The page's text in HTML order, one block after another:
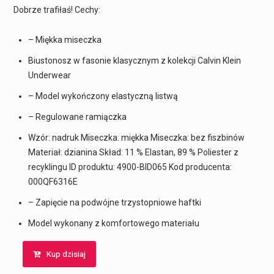
139,90 zł.
Dobrze trafiłaś! Cechy:
– Miękka miseczka
Biustonosz w fasonie klasycznym z kolekcji Calvin Klein
Underwear
– Model wykończony elastyczną listwą
– Regulowane ramiączka
Wzór: nadruk Miseczka: miękka Miseczka: bez fiszbinów
Materiał: dzianina Skład: 11 % Elastan, 89 % Poliester z
recyklingu ID produktu: 4900-BID065 Kod producenta:
000QF6316E
– Zapięcie na podwójne trzystopniowe haftki
Model wykonany z komfortowego materiału
Kup dzisiaj